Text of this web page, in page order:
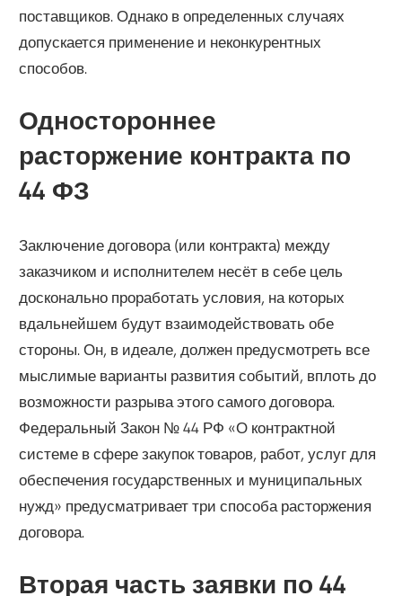
поставщиков. Однако в определенных случаях
допускается применение и неконкурентных
способов.
Одностороннее
расторжение контракта по
44 ФЗ
Заключение договора (или контракта) между
заказчиком и исполнителем несёт в себе цель
досконально проработать условия, на которых
вдальнейшем будут взаимодействовать обе
стороны. Он, в идеале, должен предусмотреть все
мыслимые варианты развития событий, вплоть до
возможности разрыва этого самого договора.
Федеральный Закон № 44 РФ «О контрактной
системе в сфере закупок товаров, работ, услуг для
обеспечения государственных и муниципальных
нужд» предусматривает три способа расторжения
договора.
Вторая часть заявки по 44